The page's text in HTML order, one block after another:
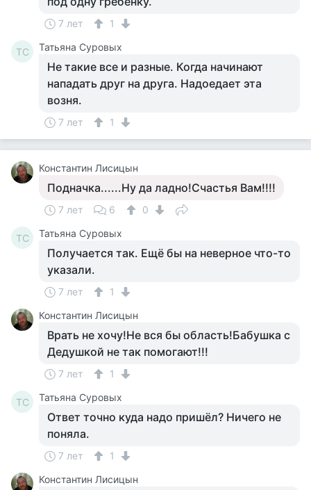
7 лет 1
ТС Татьяна Суровых
Не такие все и разные. Когда начинают
нападать друг на друга. Надоедает эта
возня.
7 лет 1
Константин Лисицын
Подначка......Ну да ладно!Счастья Вам!!!!
7 лет 6 0
ТС Татьяна Суровых
Получается так. Ещё бы на неверное что-то
указали.
7 лет
1
Константин Лисицын
Врать не хочу!Не вся бы область!Бабушка с
Дедушкой не так помогают!!!
7 лет 1
ТС Татьяна Суровых
Ответ точно куда надо пришёл? Ничего не
поняла.
7 лет
1
Константин Лисицын